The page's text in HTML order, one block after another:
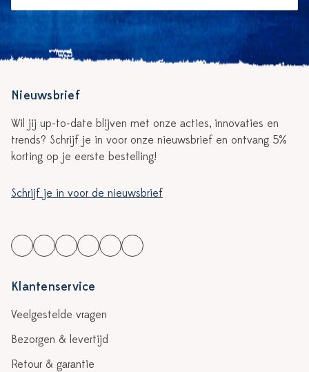
Nieuwsbrief
Wil jij up-to-date blijven met onze acties, innovaties en
trends? Schrijf je in voor onze nieuwsbrief en ontvang 5%
korting op je eerste bestelling!
Schrijf je in voor de nieuwsbrief
Klantenservice
Veelgestelde vragen
Bezorgen & levertijd
Retour & garantie